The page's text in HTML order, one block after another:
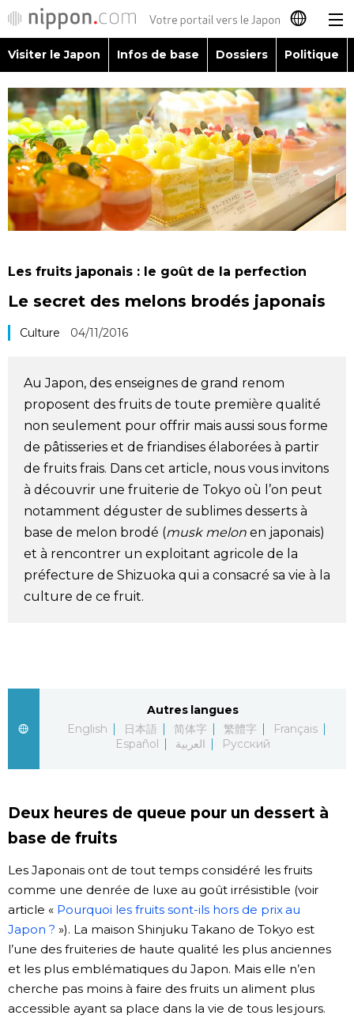
日本語
English
简体字
繁體字
Español
Русский
Visiter le Japon
Infos de base
Économie
Société
Culture
Gastronomie
Le japonais
En plus
Données
Personnages
Chroniques
Tokyo
Visiter le Japon Infos de base Dossiers Politique
Les fruits japonais : le goût de la perfection
Le secret des melons brodés japonais
Culture 04/11/2016
Au Japon, des enseignes de grand renom
proposent des fruits de toute première qualité
non seulement pour offrir mais aussi sous forme
de pâtisseries et de friandises élaborées à partir
de fruits frais. Dans cet article, nous vous invitons
à découvrir une fruiterie de Tokyo où l’on peut
notamment déguster de sublimes desserts à
base de melon brodé (musk melonen japonais)
et à rencontrer un exploitant agricole de la
préfecture de Shizuoka qui a consacré sa vie à la
culture de ce fruit.
Autres langues
English
日本語 简体字 繁體字
Français
Español
العربية Русский
Deux heures de queue pour un dessert à
base de fruits
Les Japonais ont de tout temps considéré les fruits
comme une denrée de luxe au goût irrésistible (voir
article « Pourquoi les fruits sont-ils hors de prix au
Japon ? »). La maison Shinjuku Takano de Tokyo est
l’une des fruiteries de haute qualité les plus anciennes
et les plus emblématiques du Japon. Mais elle n’en
cherche pas moins à faire des fruits un aliment plus
accessible ayant sa place dans la vie de tous les jours.